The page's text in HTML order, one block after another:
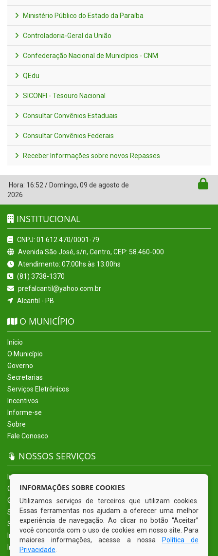
Ministério Público do Estado da Paraíba
Controladoria-Geral da União
Confederação Nacional de Municípios - CNM
QEdu
SICONFI - Tesouro Nacional
Consultar Convênios Estaduais
Consultar Convênios Federais
Receber Informações sobre novos Repasses
Hora: 16:52 / Domingo, 09 de agosto de
2026
INSTITUCIONAL
CNPJ: 01.612.470/0001-79
Avenida São José, s/n, Centro, CEP: 58.460-000
Atendimento: 07:00hs às 13:00hs
(81) 3738-1370
prefalcantil@yahoo.com.br
Alcantil - PB
O MUNICÍPIO
Início
O Município
Governo
Secretarias
Serviços Eletrônicos
Incentivos
Informe-se
Sobre
Fale Conosco
NOSSOS SERVIÇOS
Início
O Município
Governo
Secretarias
Serviços Eletrônicos
Incentivos
Informe-se
INFORMAÇÕES SOBRE COOKIES
Utilizamos serviços de terceiros que utilizam cookies.
Essas ferramentas nos ajudam a oferecer uma melhor
experiência de navegação. Ao clicar no botão “Aceitar”
você concorda com o uso de cookies em nosso site. Para
maiores informações, acesse a nossa
Política de
Privacidade